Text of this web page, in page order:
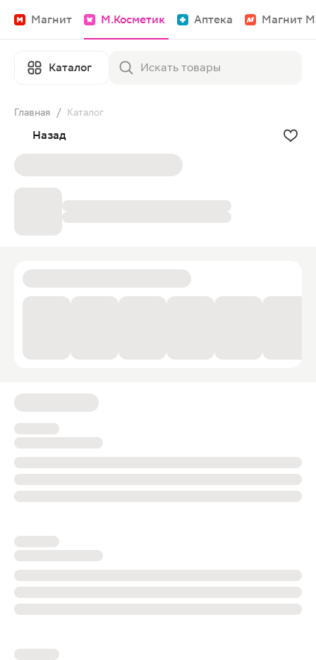
Магнит М.Косметик Аптека Магнит
Каталог
Главная / Каталог
Назад